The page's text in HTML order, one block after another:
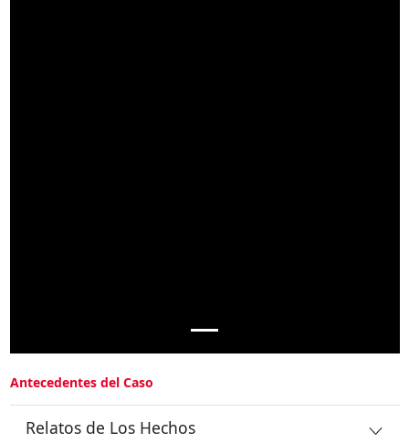
Antecedentes del Caso
Relatos de Los Hechos